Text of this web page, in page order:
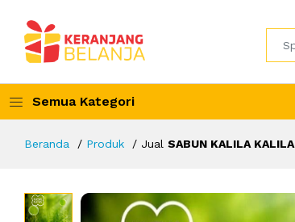
Semua Kategori
Beranda Produk Jual SABUN KALILA KALILA